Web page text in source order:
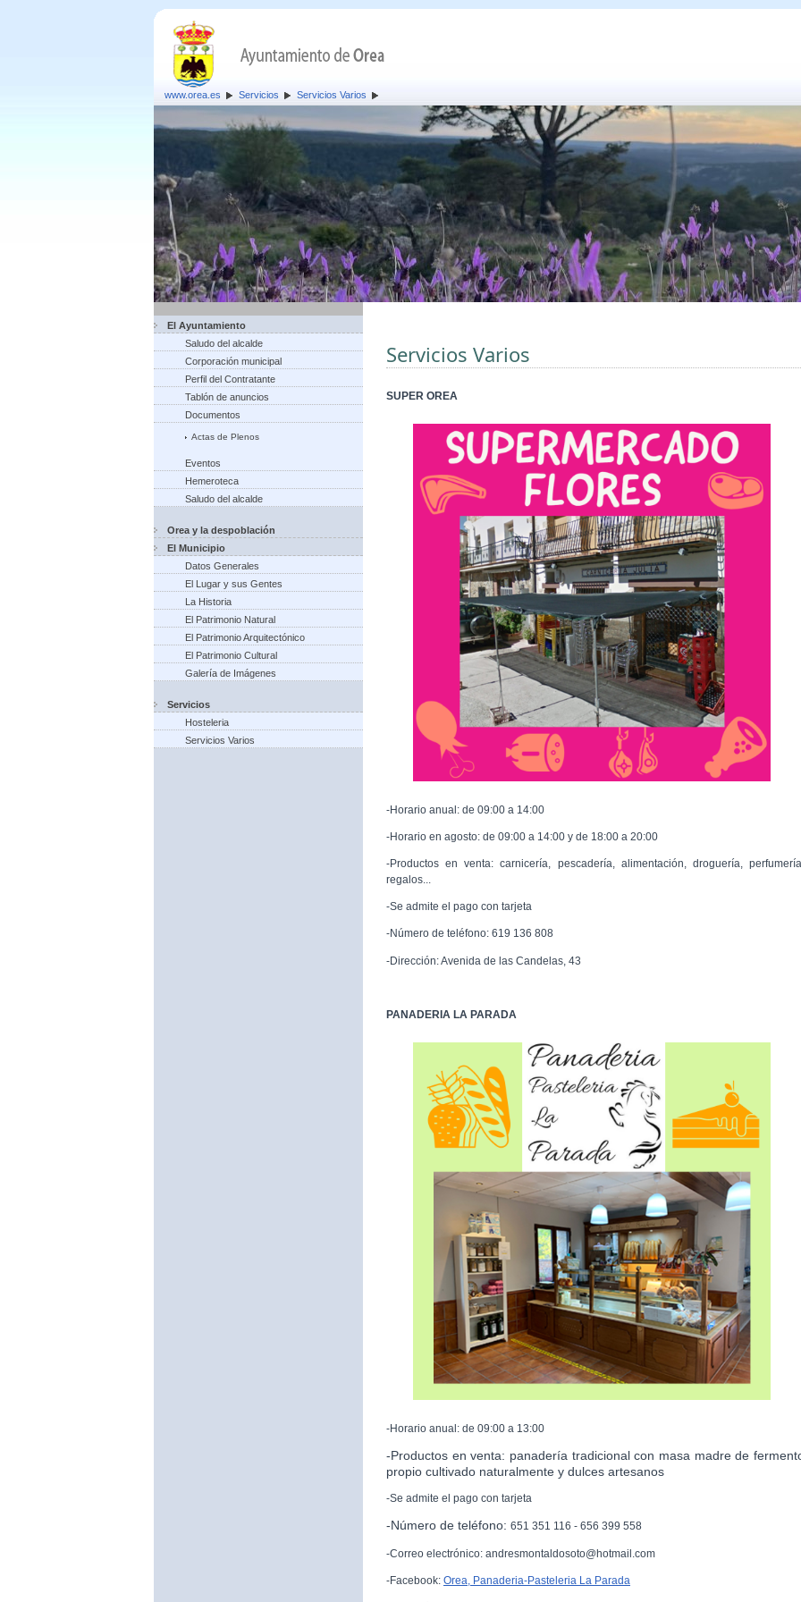
www.orea.es Servicios Servicios Varios
El Ayuntamiento
Saludo del alcalde
Corporación municipal
Perfil del Contratante
Tablón de anuncios
Documentos
Actas de Plenos
Eventos
Hemeroteca
Saludo del alcalde
Orea y la despoblación
El Municipio
Datos Generales
El Lugar y sus Gentes
La Historia
El Patrimonio Natural
El Patrimonio Arquitectónico
El Patrimonio Cultural
Galería de Imágenes
Servicios
Hosteleria
Servicios Varios
Servicios Varios
SUPER OREA
-Horario anual: de 09:00 a 14:00
-Horario en agosto: de 09:00 a 14:00 y de 18:00 a 20:00
-Productos en venta: carnicería, pescadería, alimentación, droguería,
regalos...
-Se admite el pago con tarjeta
-Número de teléfono: 619 136 808
-Dirección: Avenida de las Candelas, 43
PANADERIA LA PARADA
-Horario anual: de 09:00 a 13:00
-Productos en venta: panadería tradicional con masa madre de
propio cultivado naturalmente y dulces artesanos
-Se admite el pago con tarjeta
-Número de teléfono: 651 351 116 - 656 399 558
-Correo electrónico: andresmontaldosoto@hotmail.com
-Facebook: Orea, Panaderia-Pasteleria La Parada